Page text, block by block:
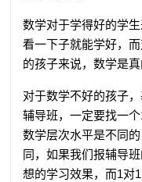
数学对于学得好的学
看一下子就能学好，
的孩子来说，数学是真
对于数学不好的孩子
辅导班，一定要找一
数学层次水平是不同
同，如果我们报辅导
想的学习效果，而1对